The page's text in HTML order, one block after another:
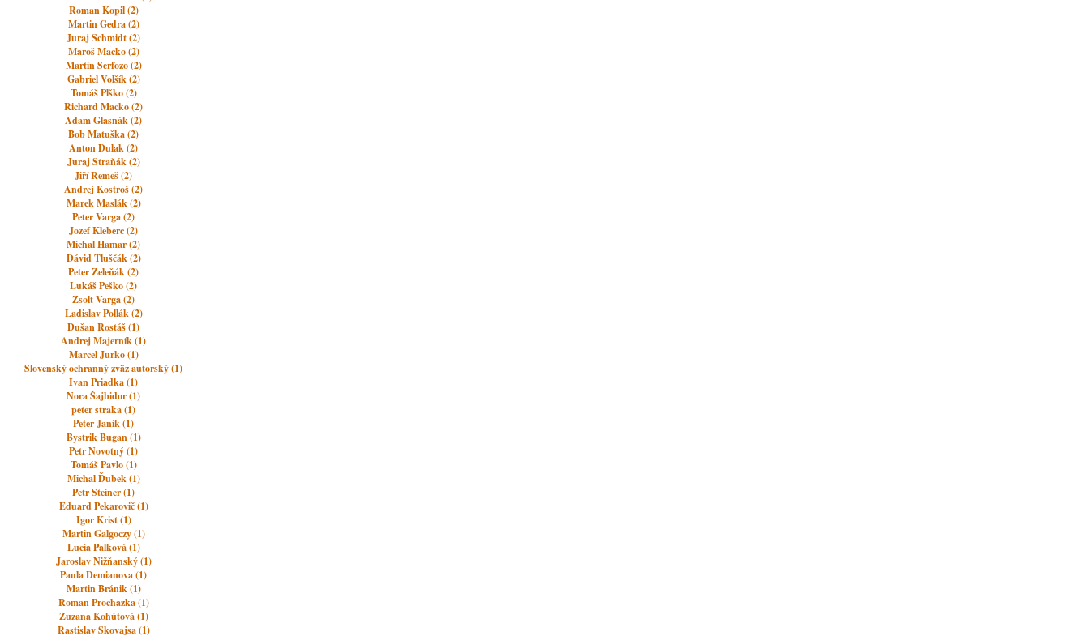
Roman Kopil (2)
Martin Gedra (2)
Juraj Schmidt (2)
Maroš Macko (2)
Martin Serfozo (2)
Gabriel Volšík (2)
Tomáš Plško (2)
Richard Macko (2)
Adam Glasnák (2)
Bob Matuška (2)
Anton Dulak (2)
Juraj Straňák (2)
Jiří Remeš (2)
Andrej Kostroš (2)
Marek Maslák (2)
Peter Varga (2)
Jozef Kleberc (2)
Michal Hamar (2)
Dávid Tluščák (2)
Peter Zeleňák (2)
Lukáš Peško (2)
Zsolt Varga (2)
Ladislav Pollák (2)
Dušan Rostáš (1)
Andrej Majerník (1)
Marcel Jurko (1)
Slovenský ochranný zväz autorský (1)
Ivan Priadka (1)
Nora Šajbidor (1)
peter straka (1)
Peter Janík (1)
Bystrik Bugan (1)
Petr Novotný (1)
Tomáš Pavlo (1)
Michal Ďubek (1)
Petr Steiner (1)
Eduard Pekarovič (1)
Igor Krist (1)
Martin Galgoczy (1)
Lucia Palková (1)
Jaroslav Nižňanský (1)
Paula Demianova (1)
Martin Bránik (1)
Roman Prochazka (1)
Zuzana Kohútová (1)
Rastislav Skovajsa (1)